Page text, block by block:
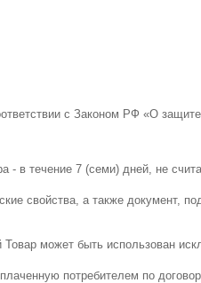
с Законом РФ «О
- в течение 7 (семи) дней, не
свойства, а также документ,
может быть использован
потребителем по